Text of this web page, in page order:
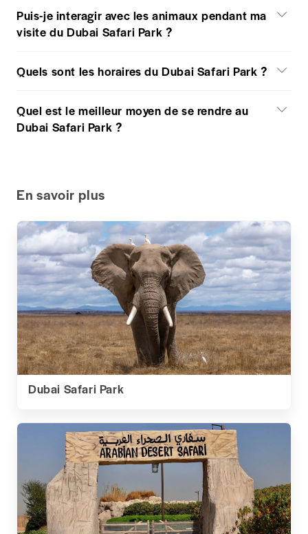
Puis-je interagir avec les animaux pendant ma
visite du Dubai Safari Park ?
Quels sont les horaires du Dubai Safari Park ?
Quel est le meilleur moyen de se rendre au
Dubai Safari Park ?
En savoir plus
Dubai Safari Park